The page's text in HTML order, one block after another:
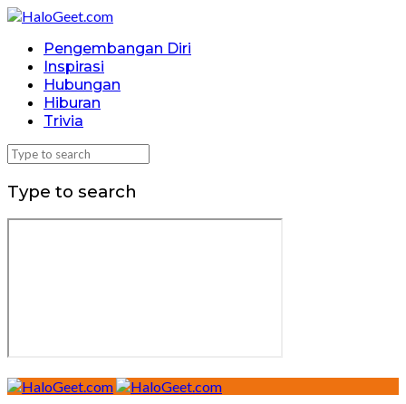
Pengembangan Diri
Inspirasi
Hubungan
Hiburan
Trivia
Type to search